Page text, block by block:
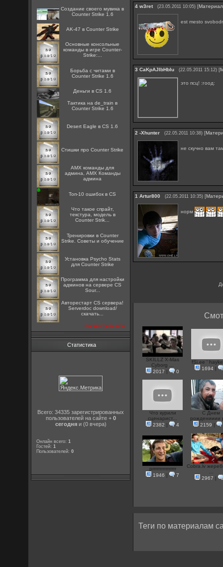
Создание своего мувика в
Counter Strike 1.6
AK-47 в Counter Strike
Основные консольные
команды в игре Counter-
Strike:...
Борьба с читами в
Counter Strike 1.6
Деньги в CS 1.6
Тактика на de_train в
Counter Strike 1.6
Desert Eagle в CS 1.6
Стишки про Counter Strike
AMX команды для
админа, AMX Команды
админа
Топ-10 ошибок в CS
Что такое спрайт,
текстура, модель в
Counter Strik...
Тренировки в Counter
Strike. Советы и обучение
Установка Psycho Stats
для Counter Strike
Программа для настройки
админов на сервере CS
Sour...
Авторестарт CS сервера!
Serverdoc download/
скачать...
посмотреть все
Статистика
Всего: 34335 зарегистрированных
пользователей на сайте + 0
сегодняи (0 вчера)
Онлайн всего:1
Гостей:1
Пользователей:0
4 w3ret (23.05.2011 10:05) [Материал
est mesto
3 CaKpAJIbHbIu (22.05.2011 15:12) [
это псц! :гоод:
2 -Xhunter (22.05.2011 10:38) [
не скучно вам
1 Artur800 (22.05.2011 10:35) [
норм
SKILLZ X-Mas
Cyborg ...
2017 | 0
fSi.ee '
1694|
Что курили
сценарист...
2382 | 4
С Днем
рожденииии
2159 |
prrrrrrrrrrrrrrrr
1946 | 7
Cobra.lv
2967 |
Теги по материалам